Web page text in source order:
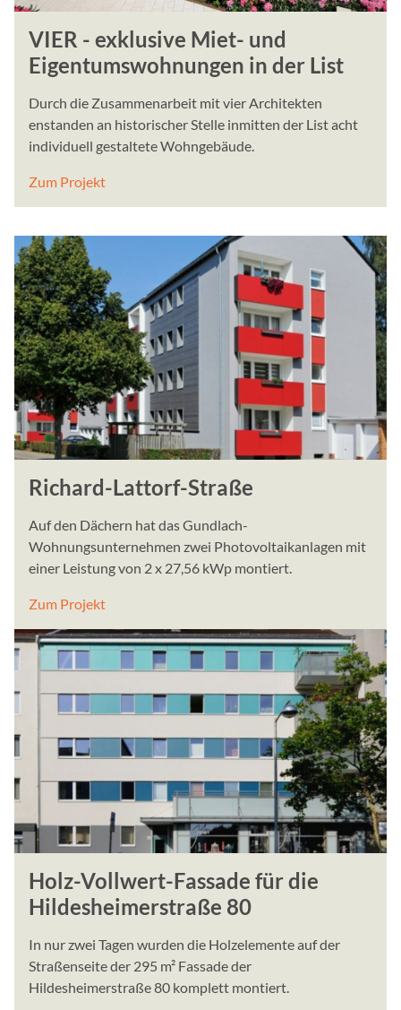
VIER - exklusive Miet- und
Eigentumswohnungen in der List
Durch die Zusammenarbeit mit vier Architekten
enstanden an historischer Stelle inmitten der List acht
individuell gestaltete Wohngebäude.
Zum Projekt
Richard-Lattorf-Straße
Auf den Dächern hat das Gundlach-
Wohnungsunternehmen zwei Photovoltaikanlagen mit
einer Leistung von 2 x 27,56 kWp montiert.
Zum Projekt
Holz-Vollwert-Fassade für die
Hildesheimerstraße 80
In nur zwei Tagen wurden die Holzelemente auf der
Straßenseite der 295 m² Fassade der
Hildesheimerstraße 80 komplett montiert.